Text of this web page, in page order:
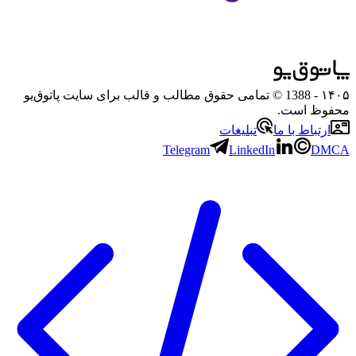
۱۴۰۵
- 1388 © تمامی حقوق مطالب و قالب برای سایت پاتوق‌یو
محفوظ است.
ارتباط با ما
تبلیغات
Telegram
LinkedIn DMCA